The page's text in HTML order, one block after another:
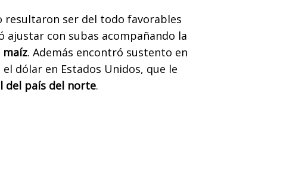
resultaron ser del todo favorables
ajustar con subas acompañando la
maíz. Además encontró sustento en
dólar en Estados Unidos, que le
del país del norte.